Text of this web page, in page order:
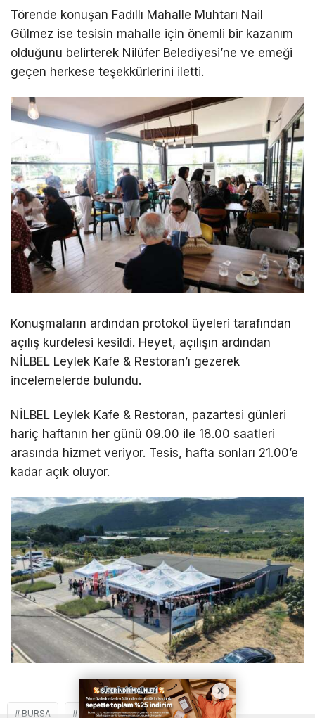
Törende konuşan Fadıllı Mahalle Muhtarı Nail
Gülmez ise tesisin mahalle için önemli bir kazanım
olduğunu belirterek Nilüfer Belediyesi’ne ve emeği
geçen herkese teşekkürlerini iletti.
Konuşmaların ardından protokol üyeleri tarafından
açılış kurdelesi kesildi. Heyet, açılışın ardından
NİLBEL Leylek Kafe & Restoran’ı gezerek
incelemelerde bulundu.
NİLBEL Leylek Kafe & Restoran, pazartesi günleri
hariç haftanın her günü 09.00 ile 18.00 saatleri
arasında hizmet veriyor. Tesis, hafta sonları 21.00’e
kadar açık oluyor.
BURSA NILÜFER